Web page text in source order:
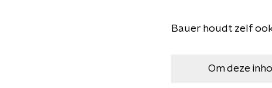
Bauer houdt zelf
Om deze